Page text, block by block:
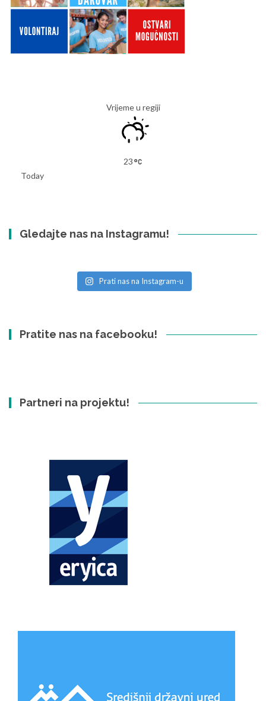
Vrijeme u regiji
23
Today
Gledajte nas na Instagramu!
Prati nas na Instagram-u
Pratite nas na facebooku!
Partneri na projektu!